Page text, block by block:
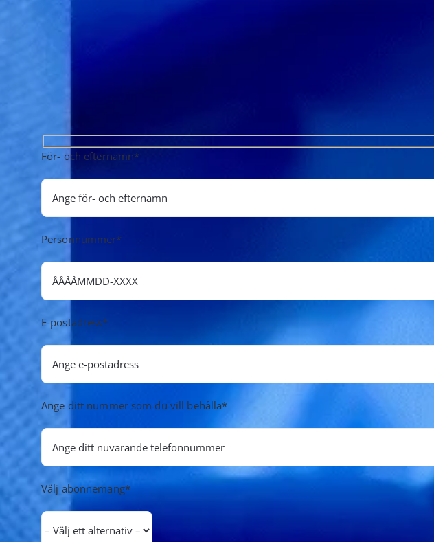
För- och efternamn*
Personnummer*
E-postadress*
Ange ditt nummer som du vill behålla*
Välj abonnemang*